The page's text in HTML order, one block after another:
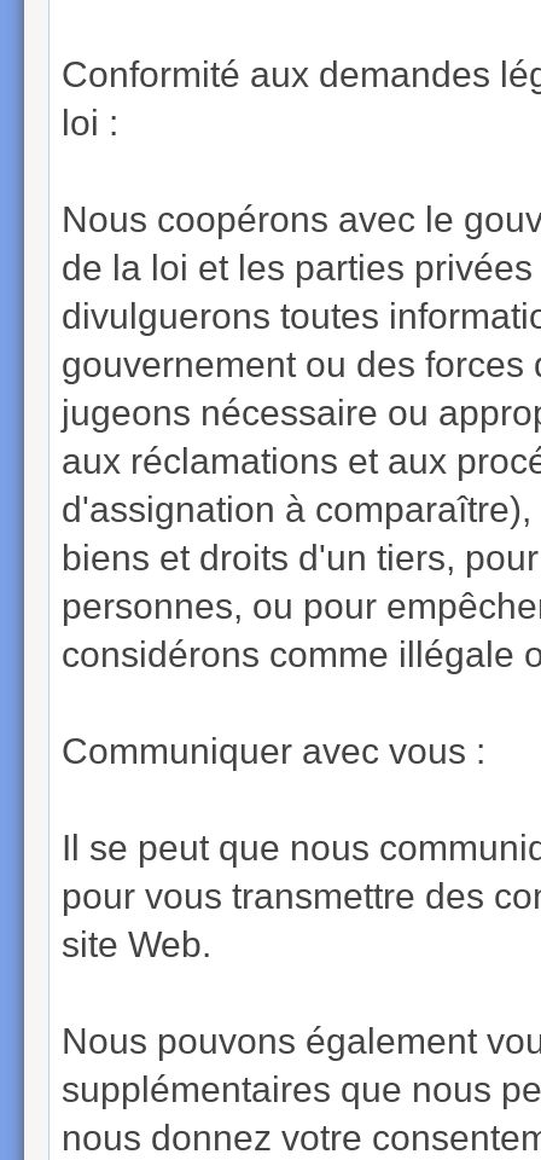
Conformité aux demandes
loi :
Nous coopérons avec le
de la loi et les parties
divulguerons toutes
gouvernement ou des
jugeons nécessaire ou
aux réclamations et aux
d'assignation à
biens et droits d'un tiers,
personnes, ou pour
considérons comme illégale
Communiquer avec vous :
Il se peut que nous
pour vous transmettre des
site Web.
Nous pouvons également
supplémentaires que nous
nous donnez votre